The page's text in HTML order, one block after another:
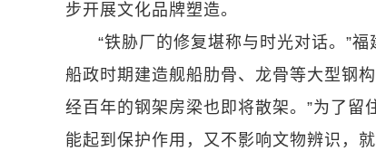
步开展文化品牌塑造。
“铁胁厂的修复堪称与时光对话。”
船政时期建造舰船肋骨、龙骨等大型钢
经百年的钢架房梁也即将散架。”为了
能起到保护作用，又不影响文物辨识，